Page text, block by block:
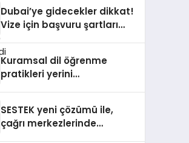
Dubai’ye gidecekler dikkat!
Vize için başvuru şartları
Kuramsal dil öğrenme
pratikleri yerini
SESTEK yeni çözümü ile,
çağrı merkezlerinde